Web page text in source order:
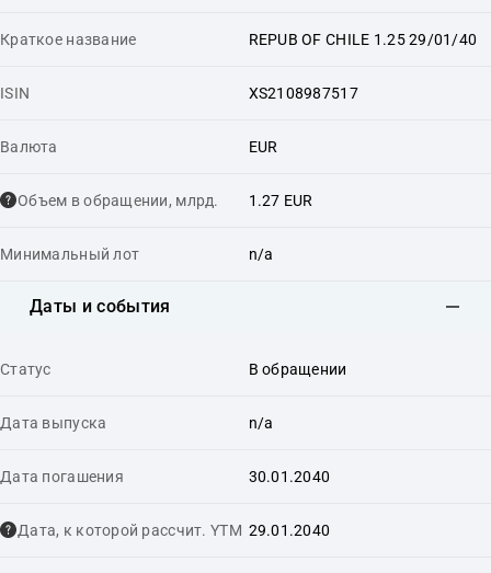
Краткое название REPUB OF CHILE 1.25 29/01/40
ISIN XS2108987517
Валюта EUR
Объем в обращении, млрд. 1.27 EUR
Минимальный лот n/a
Даты и события
Статус В обращении
Дата выпуска n/a
Дата погашения 30.01.2040
Дата, к которой рассчит. YTM 29.01.2040